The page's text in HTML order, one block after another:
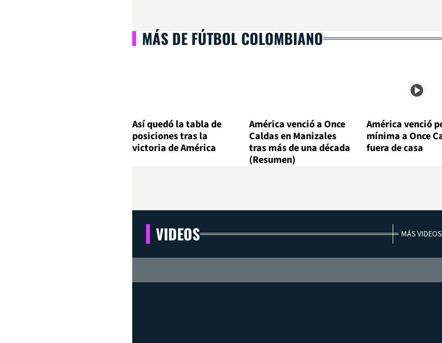
MÁS DE FÚTBOL COLOMBIANO
Así quedó la tabla de
posiciones tras la
victoria de América
América venció a Once
Caldas en Manizales
tras más de una década
(Resumen)
América venció
mínima a Once
fuera de casa
VIDEOS MÁS VIDEOS